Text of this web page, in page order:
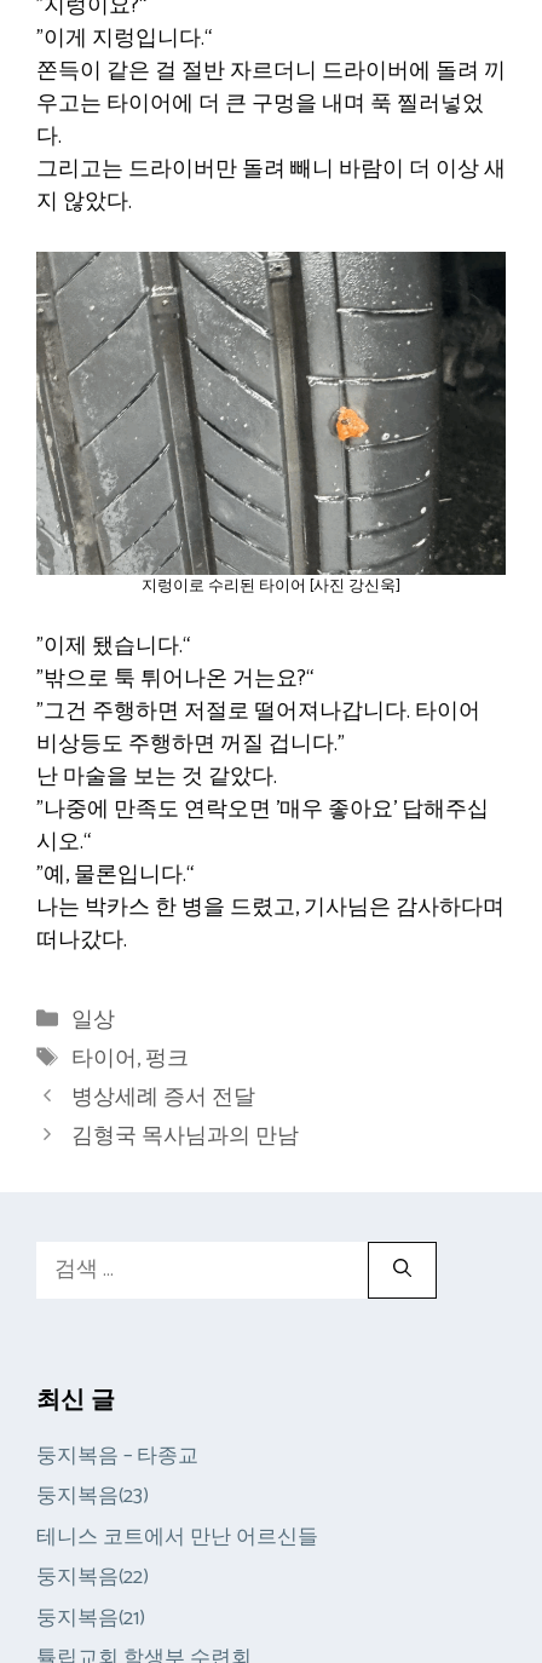
”이게 지렁입니다.“
쫀득이 같은 걸 절반 자르더니 드라이버에 돌려 끼
우고는 타이어에 더 큰 구멍을 내며 푹 찔러넣었
다.
그리고는 드라이버만 돌려 빼니 바람이 더 이상 새
지 않았다.
지렁이로 수리된 타이어 [사진 강신욱]
”이제 됐습니다.“
”밖으로 툭 튀어나온 거는요?“
”그건 주행하면 저절로 떨어져나갑니다. 타이어
비상등도 주행하면 꺼질 겁니다.”
난 마술을 보는 것 같았다.
”나중에 만족도 연락오면 ’매우 좋아요’ 답해주십
시오.“
”예, 물론입니다.“
나는 박카스 한 병을 드렸고, 기사님은 감사하다며
떠나갔다.
카
테
고
리
일상
태
그
타이어,펑크
병상세례 증서 전달
김형국 목사님과의 만남
색:
최신 글
둥지복음 – 타종교
둥지복음(23)
테니스 코트에서 만난 어르신들
둥지복음(22)
둥지복음(21)